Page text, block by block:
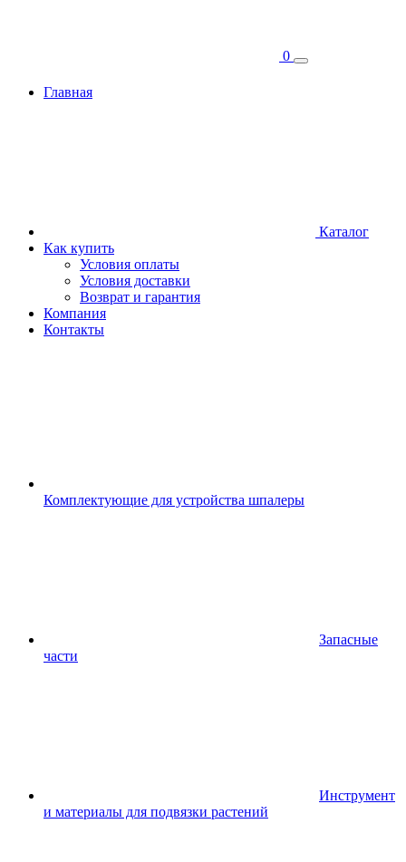
0
Главная
Каталог
Как купить
Условия оплаты
Условия доставки
Возврат и гарантия
Компания
Контакты
Комплектующие для устройства шпалеры
Запасные
части
Инструмент
и материалы для подвязки растений